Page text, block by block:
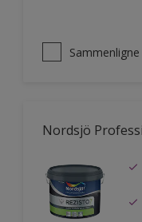
Sammenligne
Nordsjö